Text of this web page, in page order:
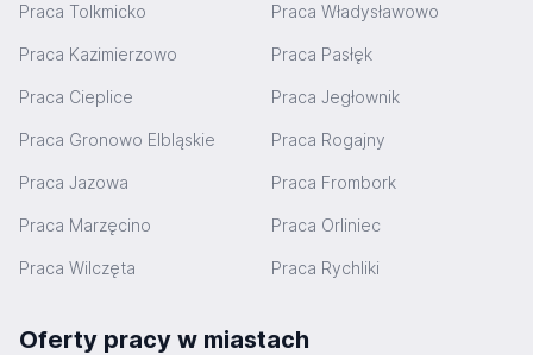
Praca Tolkmicko Praca Władysławowo
Praca Kazimierzowo Praca Pasłęk
Praca Cieplice Praca Jegłownik
Praca Gronowo Elbląskie Praca Rogajny
Praca Jazowa Praca Frombork
Praca Marzęcino Praca Orliniec
Praca Wilczęta Praca Rychliki
Oferty pracy w miastach